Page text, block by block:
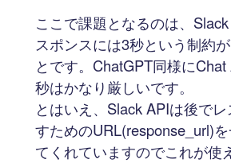
ここで課題となるのは、
スポンスには3秒という制約
とです。ChatGPT同様に
秒はかなり厳しいです。
とはいえ、Slack APIは後で
すためのURL(response_url)
てくれていますのでこれが使